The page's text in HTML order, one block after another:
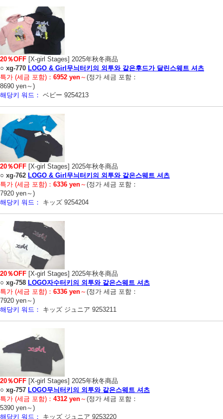
20％OFF [X-girl Stages] 2025年秋冬商品
○ xg-770 LOGO & Girl무늬터키의 외투와 같은후드가 달린스웨트 셔츠
특가 (세금 포함)： 6952 yen～(정가 세금 포함：
8690 yen～)
해당키 워드： ベビー 9254213
20％OFF [X-girl Stages] 2025年秋冬商品
○ xg-762 LOGO & Girl무늬터키의 외투와 같은스웨트 셔츠
특가 (세금 포함)： 6336 yen～(정가 세금 포함：
7920 yen～)
해당키 워드：
キッズ 9254204
20％OFF [X-girl Stages] 2025年秋冬商品
○ xg-758 LOGO자수터키의 외투와 같은스웨트 셔츠
특가 (세금 포함)： 6336 yen～(정가 세금 포함：
7920 yen～)
해당키 워드：
キッズ ジュニア 9253211
20％OFF [X-girl Stages] 2025年秋冬商品
○ xg-757 LOGO무늬터키의 외투와 같은스웨트 셔츠
특가 (세금 포함)： 4312 yen～(정가 세금 포함：
5390 yen～)
해당키 워드：
キッズ ジュニア 9253220